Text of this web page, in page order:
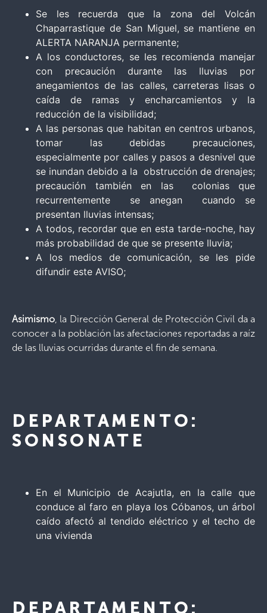
Se les recuerda que la zona del Volcán
Chaparrastique de San Miguel, se mantiene en
ALERTA NARANJA permanente;
A los conductores, se les recomienda manejar
con precaución durante las lluvias por
anegamientos de las calles, carreteras lisas o
caída de ramas y encharcamientos y la
reducción de la visibilidad;
A las personas que habitan en centros urbanos,
tomar las debidas precauciones,
especialmente por calles y pasos a desnivel que
se inundan debido a la obstrucción de drenajes;
precaución también en las colonias que
recurrentemente se anegan cuando se
presentan lluvias intensas;
A todos, recordar que en esta tarde-noche, hay
más probabilidad de que se presente lluvia;
A los medios de comunicación, se les pide
difundir este AVISO;
Asimismo, la Dirección General de Protección Civil da a
conocer a la población las afectaciones reportadas a raíz
de las lluvias ocurridas durante el fin de semana.
DEPARTAMENTO:
SONSONATE
En el Municipio de Acajutla, en la calle que
conduce al faro en playa los Cóbanos, un árbol
caído afectó al tendido eléctrico y el techo de
una vivienda
DEPARTAMENTO: